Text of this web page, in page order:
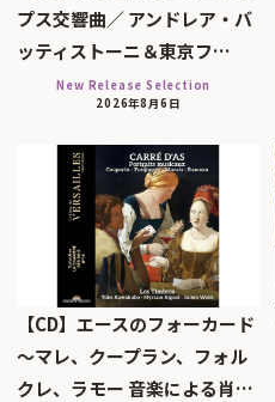
プス交響曲／ アンドレア・バ
ッティストーニ＆東京フ…
New Release Selection
2026年8月6日
【CD】エースのフォーカード
～マレ、クープラン、フォル
クレ、ラモー 音楽による肖…